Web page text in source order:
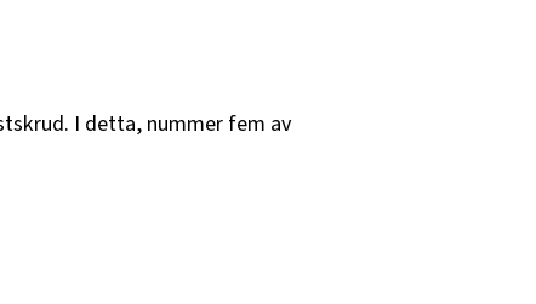
I detta, nummer fem av